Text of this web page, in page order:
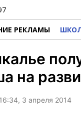
РЕКЛАМЫ
на
3 апреля 2014